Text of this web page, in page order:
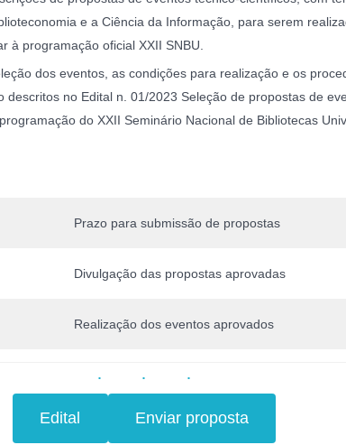
e a Ciência da Informação, para serem
à programação oficial XXII SNBU.
dos eventos, as condições para realização e os
descritos no Edital n. 01/2023 Seleção de propostas de
do XXII Seminário Nacional de Bibliotecas
Prazo para submissão de propostas
Divulgação das propostas aprovadas
Realização dos eventos aprovados
Edital Enviar proposta